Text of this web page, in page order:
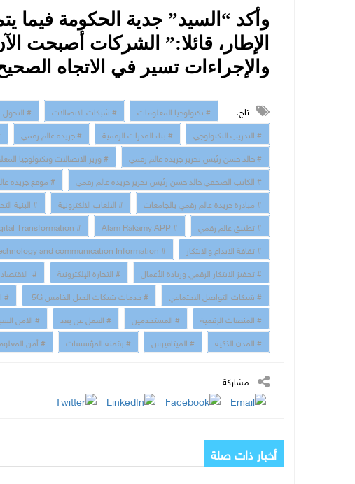
وأكد “السيد” جدية الحكومة فيما
الإطار، قائلا:” الشركات أصبحت
والإجراءات تسير في الاتجاه
تاج: # تكنولوجيا المعلومات # شبكات الاتصالات # التحول
# التدريب التكنولوجي
# بناء القدرات الرقمية # جريدة عالم رقمي
# خالد حسن رئيس تحرير جريدة عالم رقمي
# وزير الاتصالات وتكنولوجيا
# الكاتب الصحفي خالد حسن رئيس تحرير جريدة عالم رقمي
# موقع جريدة
# مبادرة جريدة عالم رقمي بالجامعات
# الالعاب الالكترونية # البنية
# تطبيق عالم رقمي
# Alam Rakamy APP
# Digital Transformation
# ثقافة الابداع والابتكار
# technology and communication Information
# تحفيز الابتكار الرقمي وريادة الأعمال
# التجارة الإلكترونية # الاقتصاد
# شبكات التواصل الاجتماعي
# خدمات شبكات الجيل الخامس 5G #
# المنصات الرقمية
# المستخدمين # العمل عن بعد # الامن
# المدن الذكية
# الميتافيرس # رقمنة المؤسسات # أمن
مشاركة
أخبار ذات صلة